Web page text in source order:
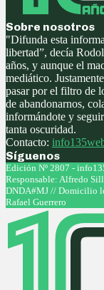
Sobre nosotros
"Difunda esta
libertad”, decía
años, y aunque el
mediático.
pasar por el filtro de
de abandonarnos,
informándote y
tanta oscuridad.
Contacto:
Síguenos
Facebook
Twitter
Instagram
Youtube
Edición Nº 2807 -
Responsable: Alfredo
DNDA#MJ // Domicilio
Rafael Guerrero